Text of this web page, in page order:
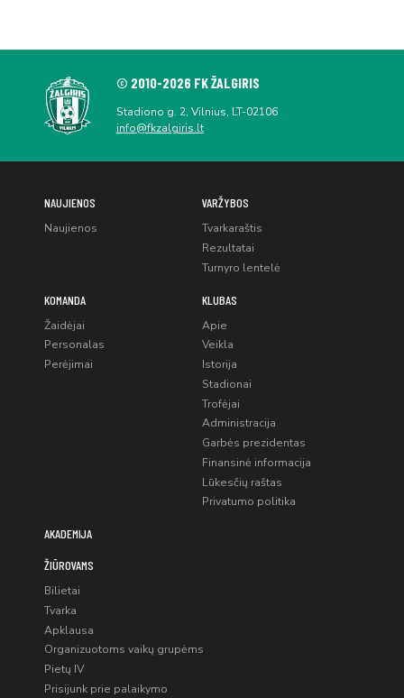
© 2010-2026 FK ŽALGIRIS
Stadiono g. 2, Vilnius, LT-02106
info@fkzalgiris.lt
NAUJIENOS
Naujienos
VARŽYBOS
Tvarkaraštis
Rezultatai
Turnyro lentelė
KOMANDA
Žaidėjai
Personalas
Perėjimai
KLUBAS
Apie
Veikla
Istorija
Stadionai
Trofėjai
Administracija
Garbės prezidentas
Finansinė informacija
Lūkesčių raštas
Privatumo politika
AKADEMIJA
ŽIŪROVAMS
Bilietai
Tvarka
Apklausa
Organizuotoms vaikų grupėms
Pietų IV
Prisijunk prie palaikymo